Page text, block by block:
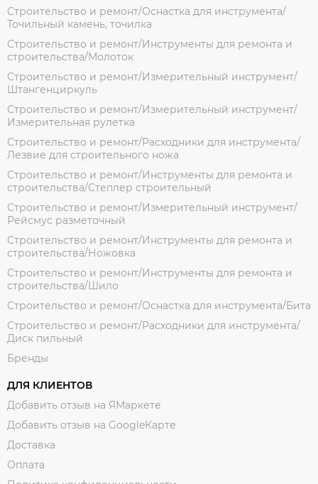
Строительство и ремонт/Оснастка для инструмента/
Точильный камень, точилка
Строительство и ремонт/Инструменты для ремонта и
строительства/Молоток
Строительство и ремонт/Измерительный инструмент/
Штангенциркуль
Строительство и ремонт/Измерительный инструмент/
Измерительная рулетка
Строительство и ремонт/Расходники для инструмента/
Лезвие для строительного ножа
Строительство и ремонт/Инструменты для ремонта и
строительства/Степлер строительный
Строительство и ремонт/Измерительный инструмент/
Рейсмус разметочный
Строительство и ремонт/Инструменты для ремонта и
строительства/Ножовка
Строительство и ремонт/Инструменты для ремонта и
строительства/Шило
Строительство и ремонт/Оснастка для инструмента/Бита
Строительство и ремонт/Расходники для инструмента/
Диск пильный
Бренды
ДЛЯ КЛИЕНТОВ
Добавить отзыв на ЯМаркете
Добавить отзыв на GoogleКарте
Доставка
Оплата